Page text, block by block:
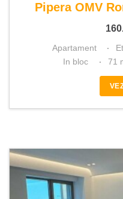
Pipera OMV
Apartament
In bloc
71